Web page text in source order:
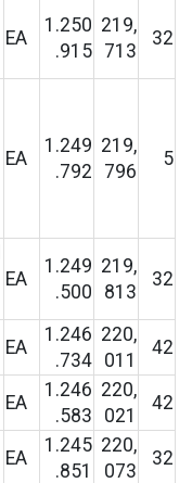
EA
1.250
.915
219,
713
32
EA
1.249
.792
219,
796
5
EA
1.249
.500
219,
813
32
EA
1.246
.734
220,
011
42
EA
1.246
.583
220,
021
42
EA
1.245
.851
220,
073
32